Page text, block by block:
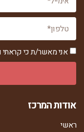
אני מאשר/ת כי קראתי
אודות המרכז
ראשי